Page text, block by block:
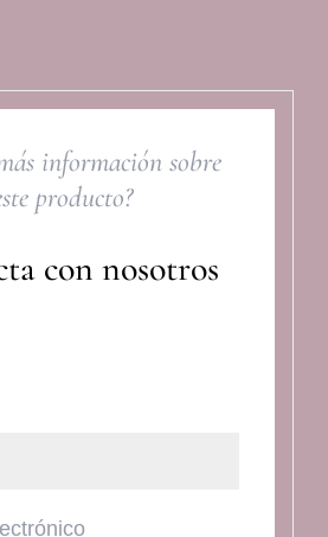
información sobre
producto?
con nosotros